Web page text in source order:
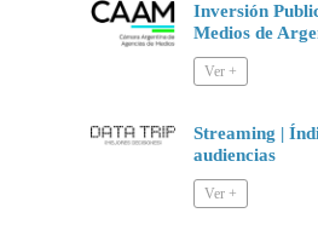
Inversión
Medios de
Streaming |
audiencias